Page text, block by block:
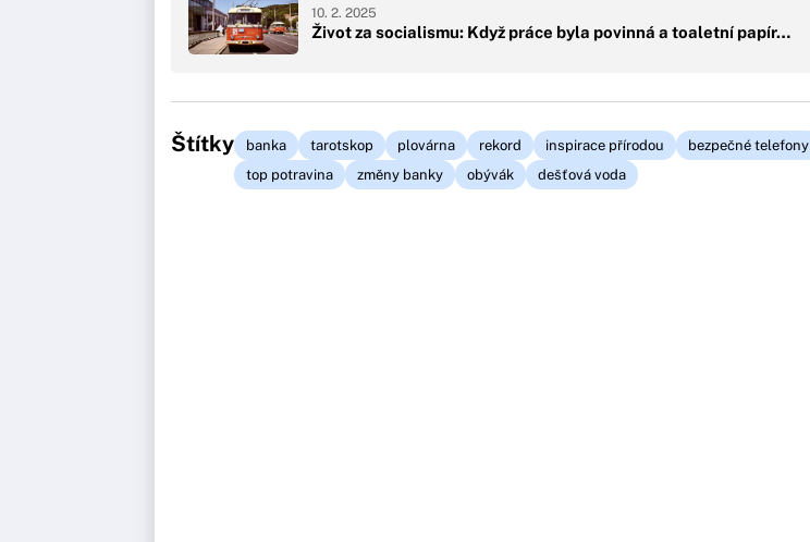
Život za socialismu: Když práce byla povinná a toaletní papír…
10. 2. 2025
Štítky banka tarotskop plovárna rekord inspirace přírodou
bezpečné telefony
top potravina
změny banky obývák dešťová voda